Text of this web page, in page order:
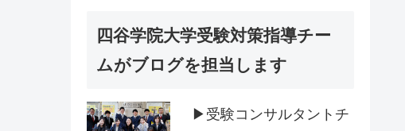
四谷学院大学受験対策指導チー
ムがブログを担当します
▶受験コンサルタントチ